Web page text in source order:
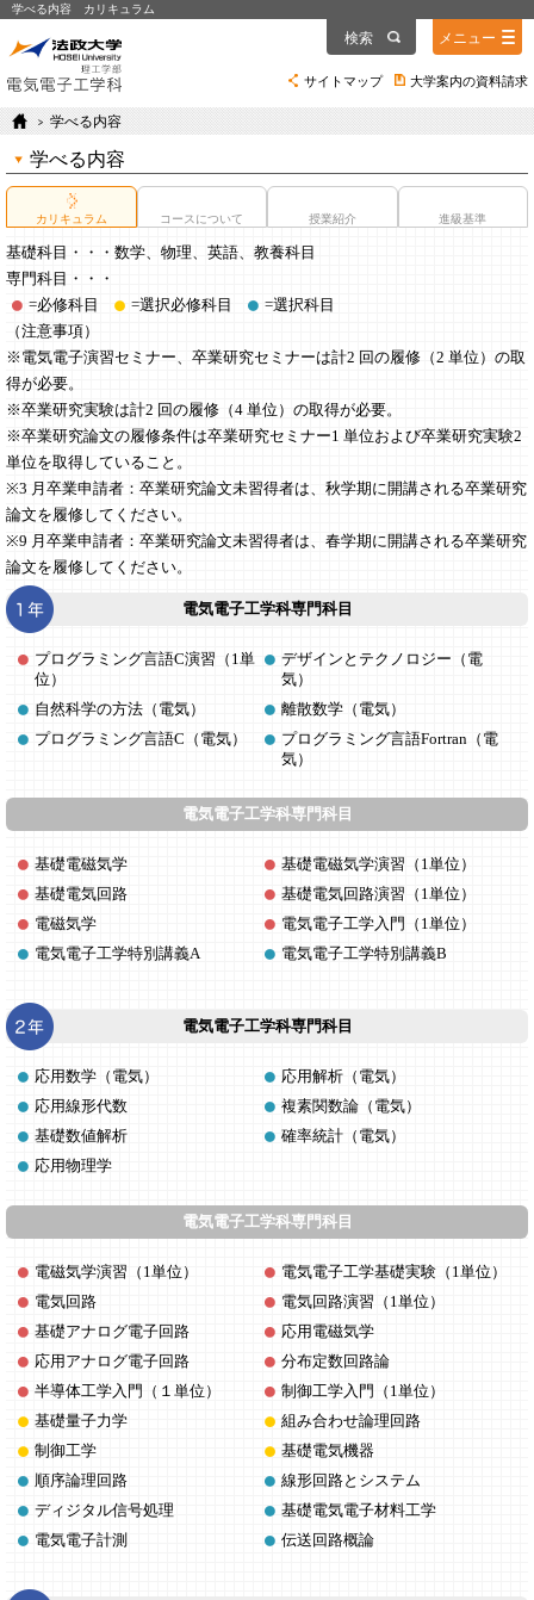
学べる内容 カリキュラム
サイトマップ 大学案内の資料請求
検索 メニュー
学べる内容
学べる内容
カリキュラム コースについて 授業紹介 進級基準
基礎科目・・・数学、物理、英語、教養科目
専門科目・・・
=必修科目
=選択必修科目
=選択科目
（注意事項）
※電気電子演習セミナー、卒業研究セミナーは計2 回の履修（2 単位）の取
得が必要。
※卒業研究実験は計2 回の履修（4 単位）の取得が必要。
※卒業研究論文の履修条件は卒業研究セミナー1 単位および卒業研究実験2
単位を取得していること。
※3 月卒業申請者：卒業研究論文未習得者は、秋学期に開講される卒業研究
論文を履修してください。
※9 月卒業申請者：卒業研究論文未習得者は、春学期に開講される卒業研究
論文を履修してください。
電気電子工学科専門科目
プログラミング言語C演習（1単
位）
デザインとテクノロジー（電
気）
自然科学の方法（電気）
離散数学（電気）
プログラミング言語C（電気）
プログラミング言語Fortran（電
気）
電気電子工学科専門科目
基礎電磁気学
基礎電磁気学演習（1単位）
基礎電気回路
基礎電気回路演習（1単位）
電磁気学
電気電子工学入門（1単位）
電気電子工学特別講義A
電気電子工学特別講義B
電気電子工学科専門科目
応用数学（電気）
応用解析（電気）
応用線形代数
複素関数論（電気）
基礎数値解析
確率統計（電気）
応用物理学
電気電子工学科専門科目
電磁気学演習（1単位）
電気電子工学基礎実験（1単位）
電気回路
電気回路演習（1単位）
基礎アナログ電子回路
応用電磁気学
応用アナログ電子回路
分布定数回路論
半導体工学入門（１単位）
制御工学入門（1単位）
基礎量子力学
組み合わせ論理回路
制御工学
基礎電気機器
順序論理回路
線形回路とシステム
ディジタル信号処理
基礎電気電子材料工学
電気電子計測
伝送回路概論